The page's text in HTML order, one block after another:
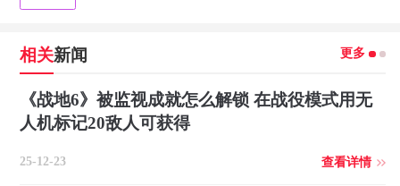
相关新闻 更多
《战地6》被监视成就怎么解锁 在战役模式用无
人机标记20敌人可获得
25-12-23 查看详情